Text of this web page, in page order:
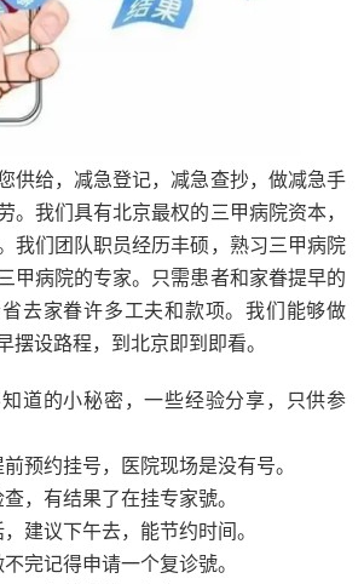
供给，减急登记，减急查抄，做减急手
。我们具有北京最权的三甲病院资本，
我们团队职员经历丰硕，熟习三甲病院
甲病院的专家。只需患者和家眷提早的
去家眷许多工夫和款项。我们能够做
摆设路程，到北京即到即看。
道的小秘密，一些经验分享，只供参
预约挂号，医院现场是没有号。
，有结果了在挂专家號。
建议下午去，能节约时间。
完记得申请一个复诊號。